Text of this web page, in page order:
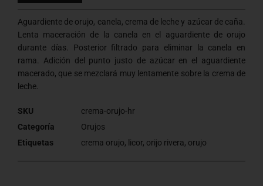
Aguardiente de orujo, canela, crema de leche y azúcar de caña.
Lenta maceración de la canela en el aguardiente de orujo
durante días. Posterior filtrado para eliminar la canela en
rama. Adición del punto justo de azúcar en el aguardiente
macerado, que se mezclará muy lentamente sobre la crema de
leche.
SKU
crema-orujo-hr
Categoría
Orujos
Etiquetas
crema orujo, licor, orijo rivera, orujo